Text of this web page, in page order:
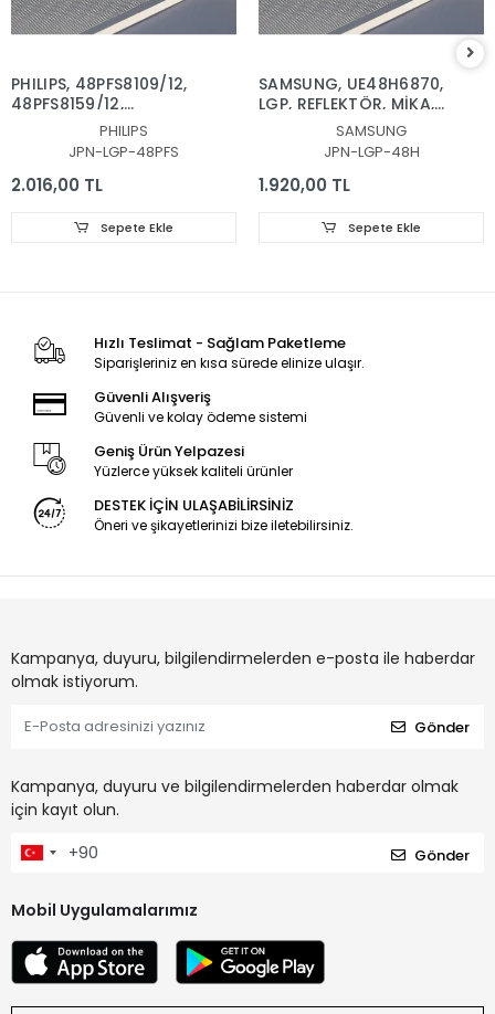
PHILIPS, 48PFS8109/12,
48PFS8159/12,
REFLEKTOR, DİFÜZÖR,
LGP, BACKLIGHT PLEKSİ,
IŞIK YANSITICI TABAKA
PHILIPS
JPN-LGP-48PFS
2.016,00 TL
Sepete Ekle
SAMSUNG, UE48H6870,
LGP, REFLEKTÖR, MİKA,
DİFÜZÖR,VH80-
480SMA-R2, VH80-
480SMB-R2, BN96-
30655A, BN96-30654A,
SAMSUNG
JPN-LGP-48H
1.920,00 TL
Sepete Ekle
Hızlı Teslimat - Sağlam Paketleme
Siparişleriniz en kısa sürede elinize ulaşır.
Güvenli Alışveriş
Güvenli ve kolay ödeme sistemi
Geniş Ürün Yelpazesi
Yüzlerce yüksek kaliteli ürünler
DESTEK İÇİN ULAŞABİLİRSİNİZ
Öneri ve şikayetlerinizi bize iletebilirsiniz.
Kampanya, duyuru, bilgilendirmelerden e-posta ile haberdar
olmak istiyorum.
Gönder
Kampanya, duyuru ve bilgilendirmelerden haberdar olmak
için kayıt olun.
Gönder
Mobil Uygulamalarımız